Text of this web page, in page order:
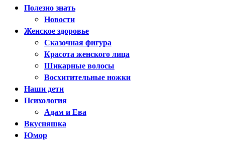
Полезно знать
Новости
Женское здоровье
Сказочная фигура
Красота женского лица
Шикарные волосы
Восхитительные ножки
Наши дети
Психология
Адам и Ева
Вкусняшка
Юмор